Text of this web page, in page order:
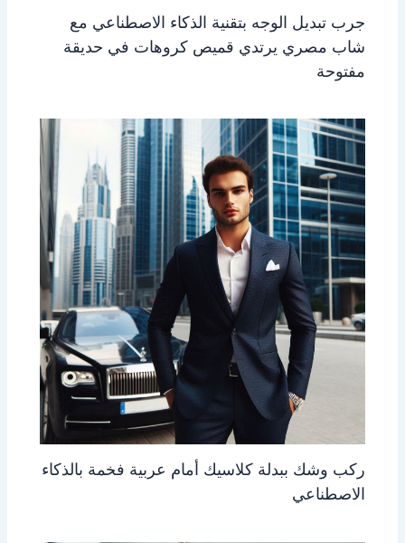
جرب تبديل الوجه بتقنية الذكاء الاصطناعي مع
شاب مصري يرتدي قميص كروهات في حديقة
مفتوحة
ركب وشك ببدلة كلاسيك أمام عربية فخمة بالذكاء
الاصطناعي